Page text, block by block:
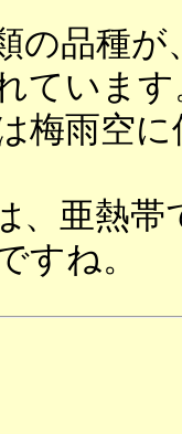
の品種が
ています
梅雨空に
、亜熱帯
すね。